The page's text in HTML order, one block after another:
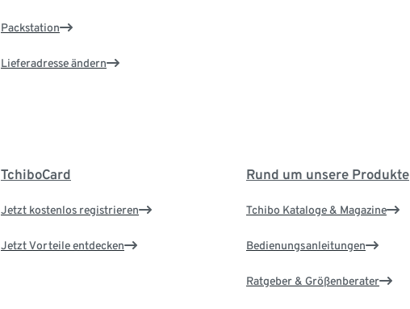
Packstation
Lieferadresse ändern
TchiboCard
Jetzt kostenlos registrieren
Jetzt Vorteile entdecken
Rund um unsere Produkte
Tchibo Kataloge & Magazine
Bedienungsanleitungen
Ratgeber & Größenberater